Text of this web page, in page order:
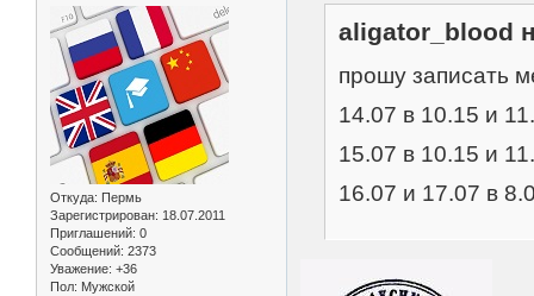
Откуда: Пермь
Зарегистрирован: 18.07.2011
Приглашений: 0
Сообщений: 2373
Уважение: +36
Пол: Мужской
aligator_blood
прошу записать
14.07 в 10.15 и
15.07 в 10.15 и
16.07 и 17.07 в